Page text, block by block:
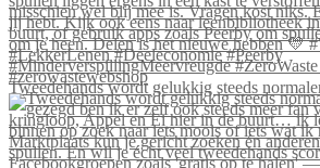
Tweedehands wordt gelukkig steeds